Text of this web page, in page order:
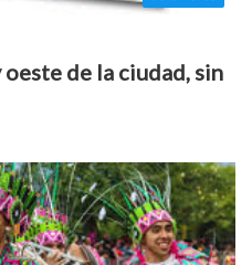
de la ciudad, sin